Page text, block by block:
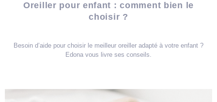
Oreiller pour enfant : comment bien le
choisir ?
Besoin d’aide pour choisir le meilleur oreiller adapté à votre enfant ?
Edona vous livre ses conseils.